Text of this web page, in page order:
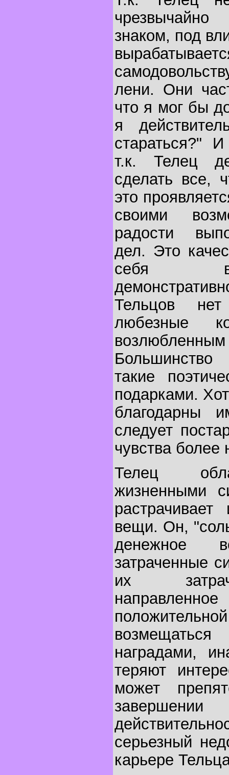
знаком, под
лени. Они
что я мог бы
я
стараться?"
т.к. Телец
сделать все,
это
своими
радости
дел. Это
себя в
Тельцов
любезные
такие
подарками.
благодарны
следует
чувства более
Телец
жизненными
вещи. Он,
денежное
затраченные
их
наградами,
теряют
может
серьезный
карьере